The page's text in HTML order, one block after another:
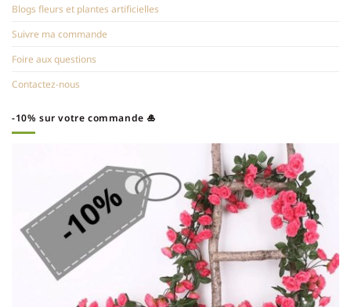
Blogs fleurs et plantes artificielles
Suivre ma commande
Foire aux questions
Contactez-nous
-10% sur votre commande 🎍